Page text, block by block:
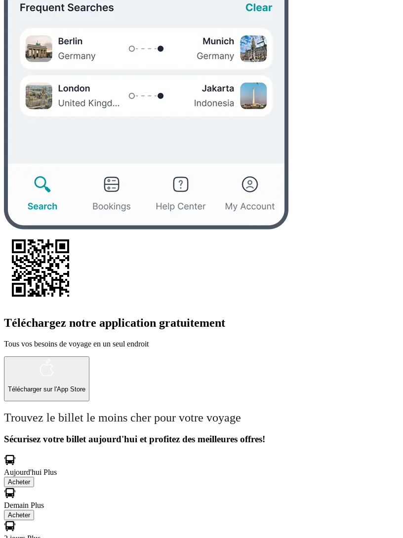
Téléchargez notre application gratuitement
Tous vos besoins de voyage en un seul endroit
Télécharger sur l'App Store
Trouvez le billet le moins cher pour votre voyage
Sécurisez votre billet aujourd'hui et profitez des meilleures offres!
Aujourd'hui Plus
Acheter
Demain Plus
Acheter